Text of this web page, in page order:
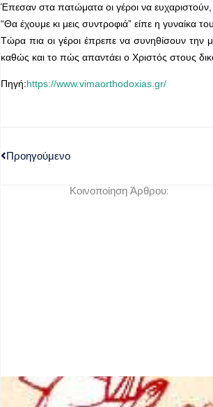
Έπεσαν στα πατώματα οι γέροι να ευχαριστούν,
“Θα έχουμε κι μεις συντροφιά” είπε η γυναίκα
Τώρα πια οι γέροι έπρεπε να συνηθίσουν την
καθώς και το πώς απαντάει ο Χριστός στους
Πηγή:https://www.vimaorthodoxias.gr/
Προηγούμενο
Κοινοποίηση Άρθρου: